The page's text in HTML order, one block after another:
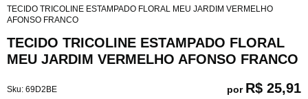
TECIDO TRICOLINE ESTAMPADO FLORAL MEU JARDIM VERMELHO
AFONSO FRANCO
TECIDO TRICOLINE ESTAMPADO FLORAL
MEU JARDIM VERMELHO AFONSO FRANCO
Sku: 69D2BE
por R$ 25,91